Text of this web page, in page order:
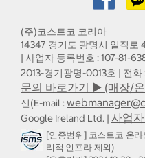
(주)코스트코 코리아
14347 경기도 광명시 일직로
| 사업자 등록번호 : 107-81-
2013-경기광명-0013호 | 전
문의 바로가기 ▶ (매장/
신(E-mail :
Google Ireland Ltd. | 사업
[인증범위] 코스트코 온
리적 인프라 제외)